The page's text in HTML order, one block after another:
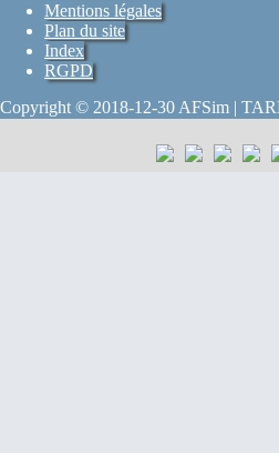
Mentions légales
Plan du site
Index
RGPD
Copyright © 2018-12-30 AFSim |